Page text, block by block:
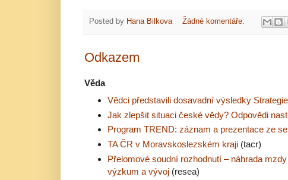
Posted by Hana Bilkova Žádné komentáře:
Odkazem
Věda
Vědci představili dosavadní výsledky
Jak zlepšit situaci české vědy? Odpovědi
Program TREND: záznam a prezentace ze
TA ČR v Moravskoslezském kraji(tacr)
Přelomové soudní rozhodnutí – náhrada
výzkum a vývoj(resea)